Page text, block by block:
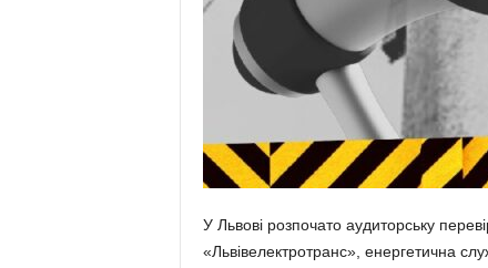
У Львові розпочато аудиторську
«Львівелектротранс», енергетична